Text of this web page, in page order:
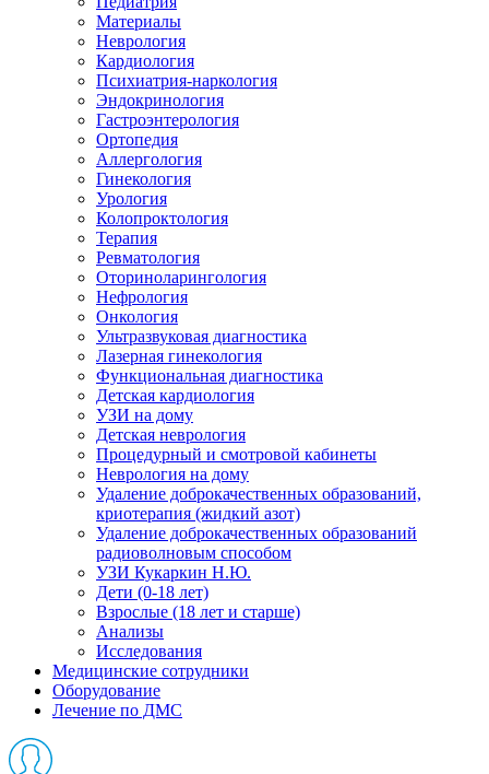
Материалы
Неврология
Кардиология
Психиатрия-наркология
Эндокринология
Гастроэнтерология
Ортопедия
Аллергология
Гинекология
Урология
Колопроктология
Терапия
Ревматология
Оториноларингология
Нефрология
Онкология
Ультразвуковая диагностика
Лазерная гинекология
Функциональная диагностика
Детская кардиология
УЗИ на дому
Детская неврология
Процедурный и смотровой кабинеты
Неврология на дому
Удаление доброкачественных образований,
криотерапия (жидкий азот)
Удаление доброкачественных образований
радиоволновым способом
УЗИ Кукаркин Н.Ю.
Дети (0-18 лет)
Взрослые (18 лет и старше)
Анализы
Исследования
Медицинские сотрудники
Оборудование
Лечение по ДМС